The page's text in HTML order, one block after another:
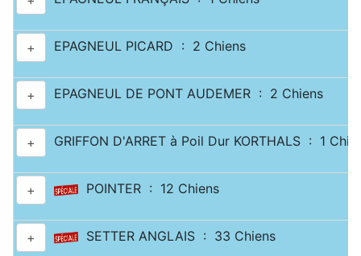
+ EPAGNEUL PICARD : 2 Chiens
+ EPAGNEUL DE PONT AUDEMER : 2 Chiens
+ GRIFFON D'ARRET à Poil Dur KORTHALS : 1
+ POINTER : 12 Chiens
+ SETTER ANGLAIS : 33 Chiens